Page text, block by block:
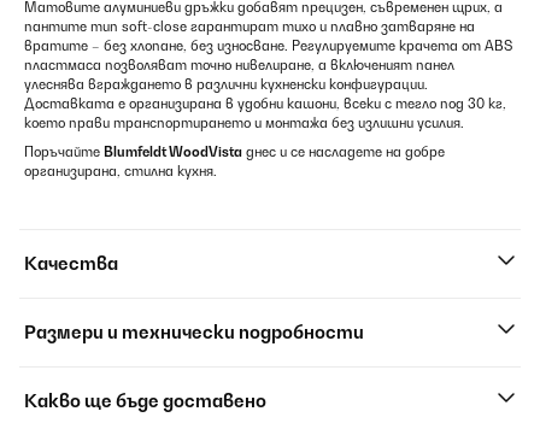
Матовите алуминиеви дръжки добавят прецизен, съвременен щрих, а
пантите тип soft-close гарантират тихо и плавно затваряне на
вратите – без хлопане, без износване. Регулируемите крачета от ABS
пластмаса позволяват точно нивелиране, а включеният панел
улеснява вграждането в различни кухненски конфигурации.
Доставката е организирана в удобни кашони, всеки с тегло под 30 кг,
което прави транспортирането и монтажа без излишни усилия.
Поръчайте Blumfeldt WoodVista днес и се насладете на добре
организирана, стилна кухня.
Качества
Размери и технически подробности
Какво ще бъде доставено